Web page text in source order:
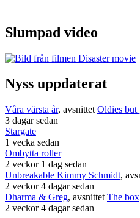
Slumpad video
Nyss uppdaterat
Våra värsta år, avsnittet Oldies but
3 dagar sedan
Stargate
1 vecka sedan
Ombytta roller
2 veckor 1 dag sedan
Unbreakable Kimmy Schmidt,
2 veckor 4 dagar sedan
Dharma & Greg, avsnittet The box
2 veckor 4 dagar sedan